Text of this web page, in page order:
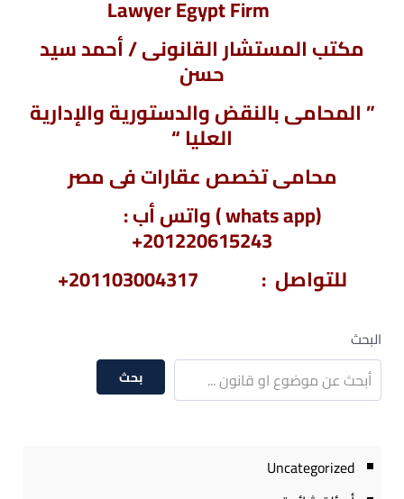
مكتب المستشار القانونى / أحمد سيد
حسن
” المحامى بالنقض والدستورية والإدارية
العليا “
محامى تخصص عقارات فى مصر
(whats app ) واتس أب :
201220615243+
للتواصل : 201103004317+
البحث
بحث
Uncategorized